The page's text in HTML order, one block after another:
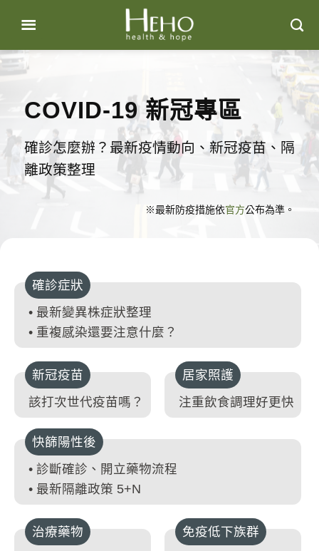
content
COVID-19 新冠專區
確診怎麼辦？最新疫情動向、新冠疫苗、隔
離政策整理
※最新防疫措施依官方公布為準。
確診症狀
• 最新變異株症狀整理
• 重複感染還要注意什麼？
新冠疫苗
該打次世代疫苗嗎？
居家照護
注重飲食調理好更快
快篩陽性後
• 診斷確診、開立藥物流程
• 最新隔離政策 5+N
治療藥物
免疫低下族群